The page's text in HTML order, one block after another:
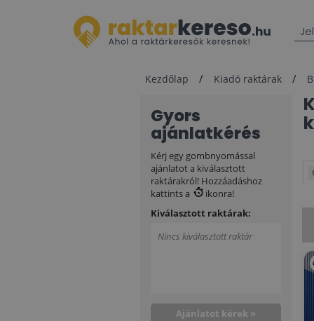
Kezdőlap Kiadó raktárak
Gyors
ajánlatkérés
Kérj egy gombnyomással
ajánlatot a kiválasztott
raktárakról! Hozzáadáshoz
kattints a
ikonra!
Kiválasztott raktárak:
Nincs kiválasztott raktár
Ajánlatot kérek »